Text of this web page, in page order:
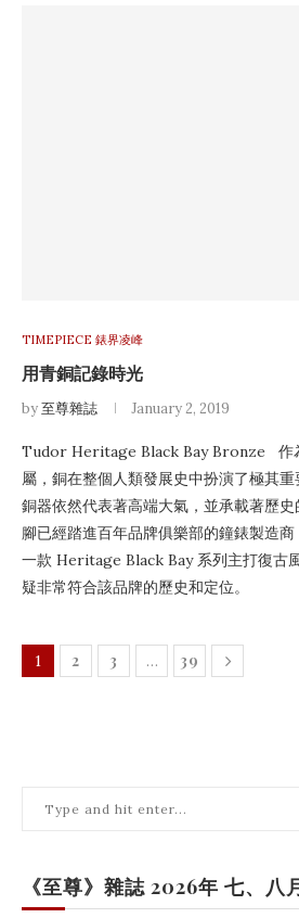
TIMEPIECE 錶界凌峰
用青銅記錄時光
by至尊雜誌 January 2, 2019
Tudor Heritage Black Bay Bronze 作
屬，銅在整個人類發展史中扮演了極其重
銅器依然代表著高端大氣，並承載著歷
腳已經踏進百年品牌俱樂部的鐘錶製造
一款 Heritage Black Bay 系列主打復古
疑非常符合該品牌的歷史和定位。
1 2 3 … 39
《至尊》雜誌 2026年 七、八